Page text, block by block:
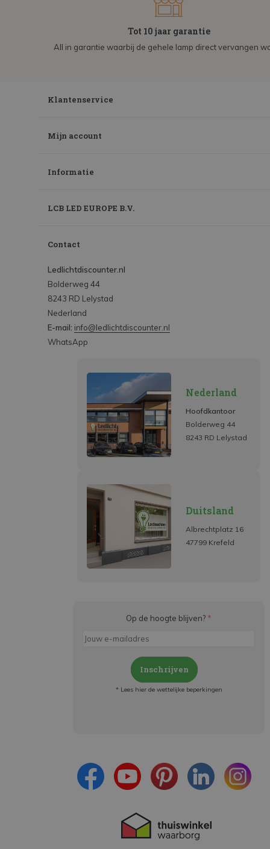
Tot 10 jaar garantie
All in garantie waarbij de gehele lamp direct vervangen
Klantenservice
Mijn account
Informatie
LCB LED EUROPE B.V.
Contact
Ledlichtdiscounter.nl
Bolderweg 44
8243 RD Lelystad
Nederland
E-mail: info@ledlichtdiscounter.nl
WhatsApp
Nederland
Hoofdkantoor
Bolderweg 44
8243 RD Lelystad
Duitsland
Albrechtplatz 16
47799 Krefeld
Op de hoogte blijven? *
Inschrijven
* Lees hier de wettelijke beperkingen